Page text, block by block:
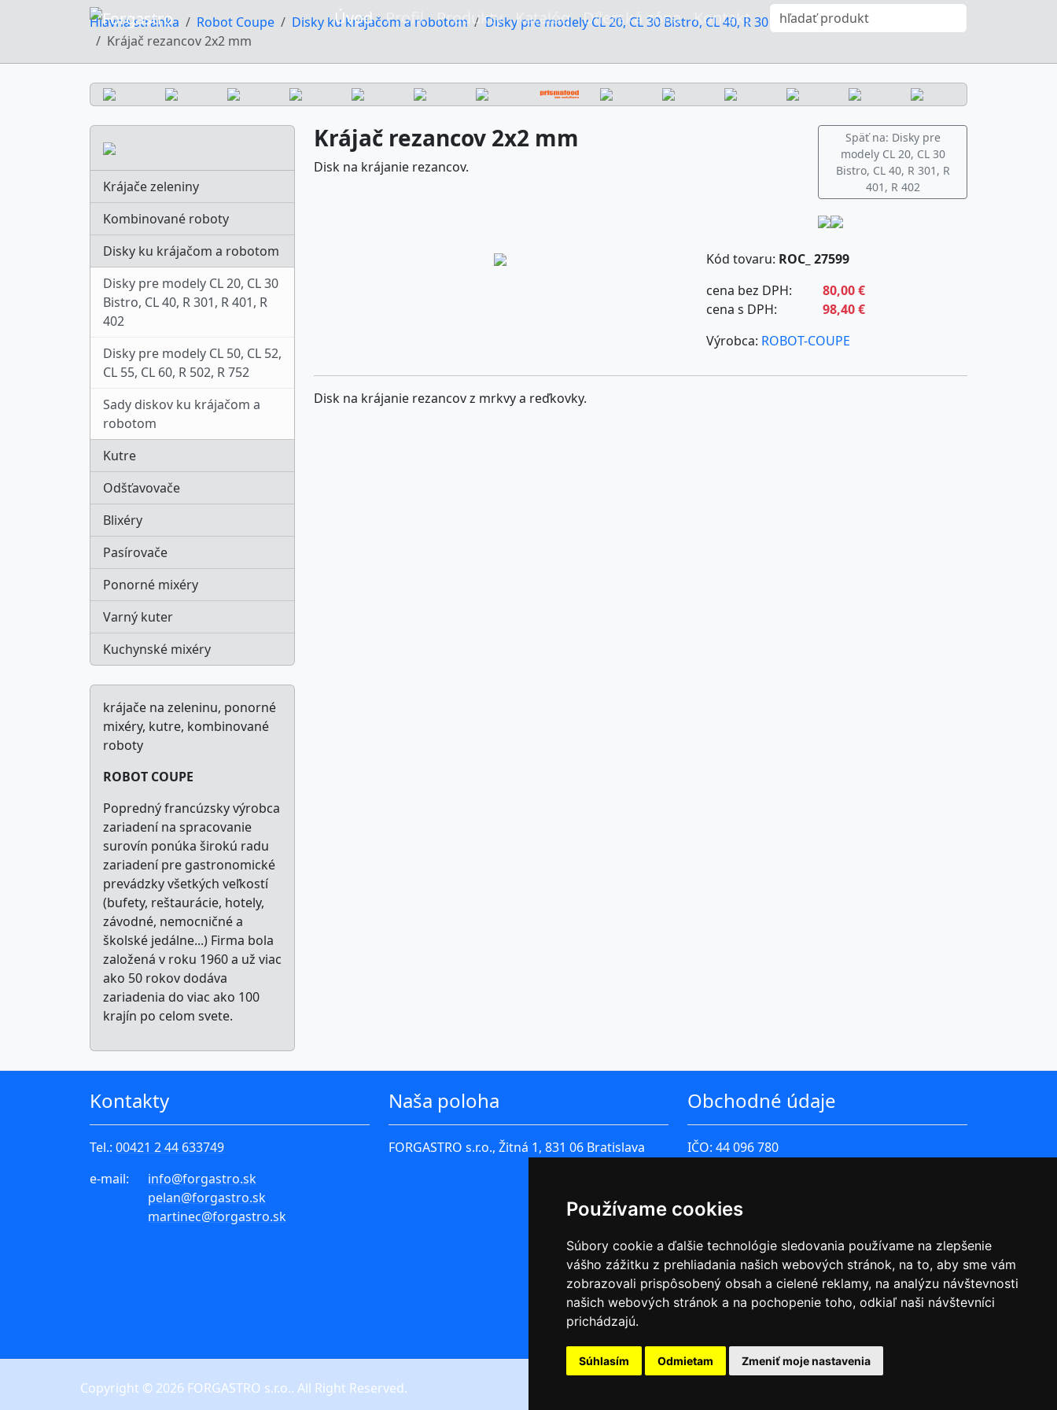
Používame cookies
Súbory cookie a ďalšie technológie sledovania používame na zlepšenie
vášho zážitku z prehliadania našich webových stránok, na to, aby sme vám
zobrazovali prispôsobený obsah a cielené reklamy, na analýzu návštevnosti
našich webových stránok a na pochopenie toho, odkiaľ naši návštevníci
prichádzajú.
Súhlasím Odmietam Zmeniť moje nastavenia
Úvod Profil Produkty Katalóg Dílerská zóna Kontakt
Hlavná stránka Robot Coupe Disky ku krájačom a robotom
Disky pre modely CL 20, CL 30 Bistro, CL 40, R 301, R 401, R 402
Krájač rezancov 2x2 mm
Krájače zeleniny
Kombinované roboty
Disky ku krájačom a robotom
Disky pre modely CL 20, CL 30
Bistro, CL 40, R 301, R 401, R
402
Disky pre modely CL 50, CL 52,
CL 55, CL 60, R 502, R 752
Sady diskov ku krájačom a
robotom
Kutre
Odšťavovače
Blixéry
Pasírovače
Ponorné mixéry
Varný kuter
Kuchynské mixéry
krájače na zeleninu, ponorné
mixéry, kutre, kombinované
roboty
ROBOT COUPE
Popredný francúzsky výrobca
zariadení na spracovanie
surovín ponúka širokú radu
zariadení pre gastronomické
prevádzky všetkých veľkostí
(bufety, reštaurácie, hotely,
závodné, nemocničné a
školské jedálne...) Firma bola
založená v roku 1960 a už viac
ako 50 rokov dodáva
zariadenia do viac ako 100
krajín po celom svete.
Krájač rezancov 2x2 mm
Disk na krájanie rezancov.
Späť na: Disky pre
modely CL 20, CL 30
Bistro, CL 40, R 301, R
401, R 402
Kód tovaru: ROC_ 27599
cena bez DPH:
80,00 €
cena s DPH:
98,40 €
Výrobca: ROBOT-COUPE
Disk na krájanie rezancov z mrkvy a reďkovky.
Kontakty
Tel.: 00421 2 44 633749
e-mail:
info@forgastro.sk
pelan@forgastro.sk
martinec@forgastro.sk
Naša poloha
FORGASTRO s.r.o., Žitná 1, 831 06 Bratislava
Obchodné údaje
IČO: 44 096 780
Firma je zapísaná v Obchodnom registri
Okresného súdu Bratislava I oddiel Sro, Vložka
obchodné podmienky
ochrana osobných
Copyright © 2026 FORGASTRO s.r.o.. All Right Reserved.